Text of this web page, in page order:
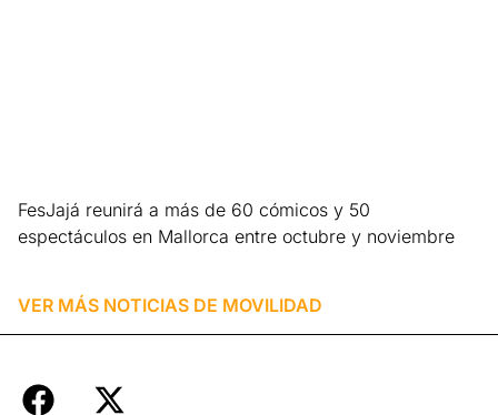
FesJajá reunirá a más de 60 cómicos y 50
espectáculos en Mallorca entre octubre y noviembre
VER MÁS NOTICIAS DE MOVILIDAD